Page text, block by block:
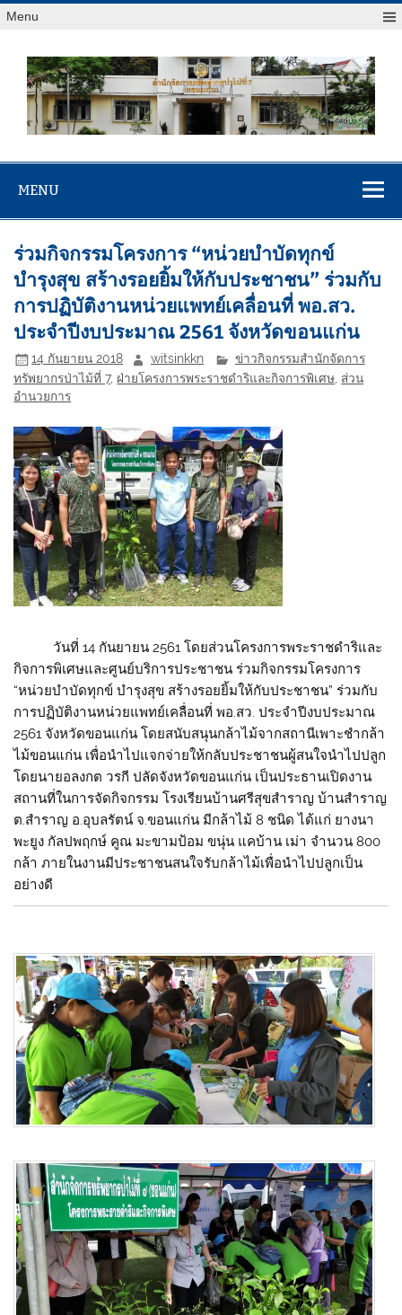
Menu
สจป.ที่ 7
(ขอนแก่น)
MENU
ร่วมกิจกรรมโครงการ “หน่วยบำบัดทุกข์
บำรุงสุข สร้างรอยยิ้มให้กับประชาชน” ร่วมกับ
การปฏิบัติงานหน่วยแพทย์เคลื่อนที่ พอ.สว.
ประจำปีงบประมาณ 2561 จังหวัดขอนแก่น
14 กันยายน 2018 witsinkkn
ข่าวกิจกรรมสำนักจัดการ
ทรัพยากรป่าไม้ที่ 7, ฝ่ายโครงการพระราชดำริและกิจการพิเศษ ส่วน
อำนวยการ
วันที่ 14 กันยายน 2561 โดยส่วนโครงการพระราชดำริและ
กิจการพิเศษและศูนย์บริการประชาชน ร่วมกิจกรรมโครงการ
“หน่วยบำบัดทุกข์ บำรุงสุข สร้างรอยยิ้มให้กับประชาชน” ร่วมกับ
การปฏิบัติงานหน่วยแพทย์เคลื่อนที่ พอ.สว. ประจำปีงบประมาณ
2561 จังหวัดขอนแก่น โดยสนับสนุนกล้าไม้จากสถานีเพาะชำกล้า
ไม้ขอนแก่น เพื่อนำไปแจกจ่ายให้กลับประชาชนผู้สนใจนำไปปลูก
โดยนายอลงกต วรกี ปลัดจังหวัดขอนแก่น เป็นประธานเปิดงาน
สถานที่ในการจัดกิจกรรม โรงเรียนบ้านศรีสุขสำราญ บ้านสำราญ
ต.สำราญ อ.อุบลรัตน์ จ.ขอนแก่น มีกล้าไม้ 8 ชนิด ได้แก่ ยางนา
พะยูง กัลปพฤกษ์ คูณ มะขามป้อม ขนุ่น แคบ้าน เม่า จำนวน 800
กล้า ภายในงานมีประชาชนสนใจรับกล้าไม้เพื่อนำไปปลูกเป็น
อย่างดี